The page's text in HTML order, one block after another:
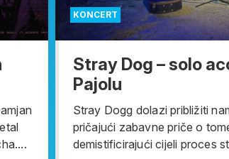
KONCERT
Stray Dog – solo
Pajolu
Stray Dogg dolazi približiti
pričajući zabavne priče o
demistificirajući cijeli proces